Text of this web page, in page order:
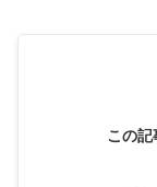
この記